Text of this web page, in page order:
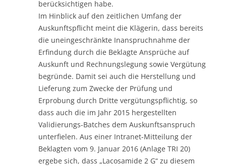
berücksichtigen habe.
Im Hinblick auf den zeitlichen Umfang der
Auskunftspflicht meint die Klägerin, dass bereits
die uneingeschränkte Inanspruchnahme der
Erfindung durch die Beklagte Ansprüche auf
Auskunft und Rechnungslegung sowie Vergütung
begründe. Damit sei auch die Herstellung und
Lieferung zum Zwecke der Prüfung und
Erprobung durch Dritte vergütungspflichtig, so
dass auch die im Jahr 2015 hergestellten
Validierungs-Batches dem Auskunftsanspruch
unterfielen. Aus einer Intranet-Mitteilung der
Beklagten vom 9. Januar 2016 (Anlage TRI 20)
ergebe sich, dass „Lacosamide 2 G“ zu diesem